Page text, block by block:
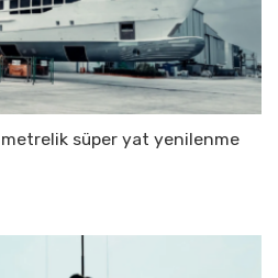
süper yat yenilenme